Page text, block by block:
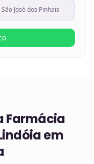
São José dos Pinhais
Farmácia
em